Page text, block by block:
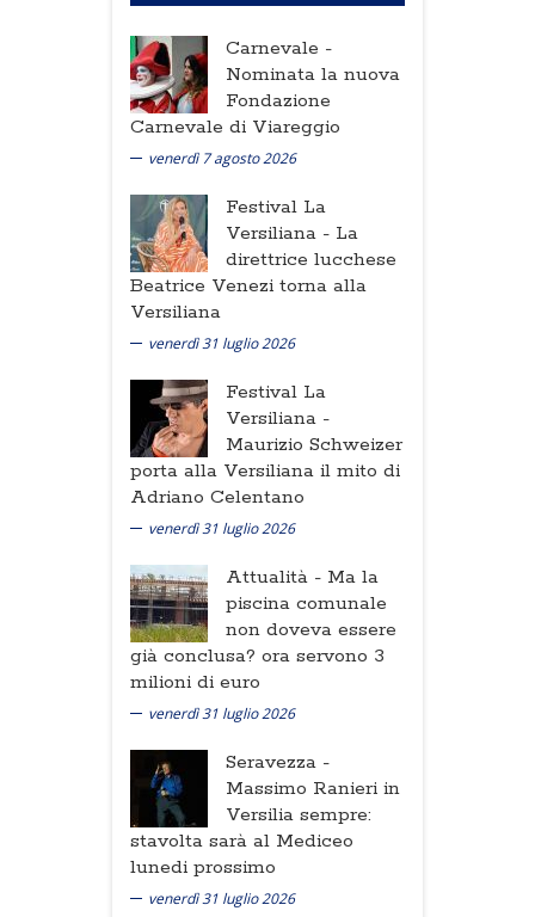
Carnevale -
Nominata la nuova
Fondazione
Carnevale di Viareggio
venerdì 7 agosto 2026
Festival La
Versiliana - La
direttrice lucchese
Beatrice Venezi torna alla
Versiliana
venerdì 31 luglio 2026
Festival La
Versiliana -
Maurizio Schweizer
porta alla Versiliana il mito di
Adriano Celentano
venerdì 31 luglio 2026
Attualità - Ma la
piscina comunale
non doveva essere
già conclusa? ora servono 3
milioni di euro
venerdì 31 luglio 2026
Seravezza -
Massimo Ranieri in
Versilia sempre:
stavolta sarà al Mediceo
lunedi prossimo
venerdì 31 luglio 2026